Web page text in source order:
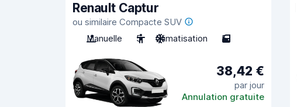
Renault Captur
ou similaire Compacte SUV
Manuelle
5 Climatisation 5
38,42 €
par jour
Annulation gratuite